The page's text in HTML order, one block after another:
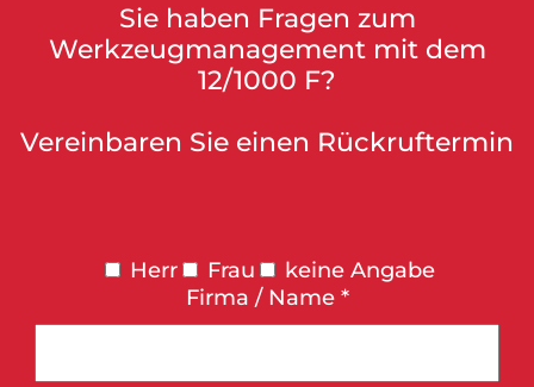
Sie haben Fragen zum
Werkzeugmanagement mit dem
12/1000 F?
Vereinbaren Sie einen Rückruftermin
Herr Frau
keine Angabe
Firma / Name *